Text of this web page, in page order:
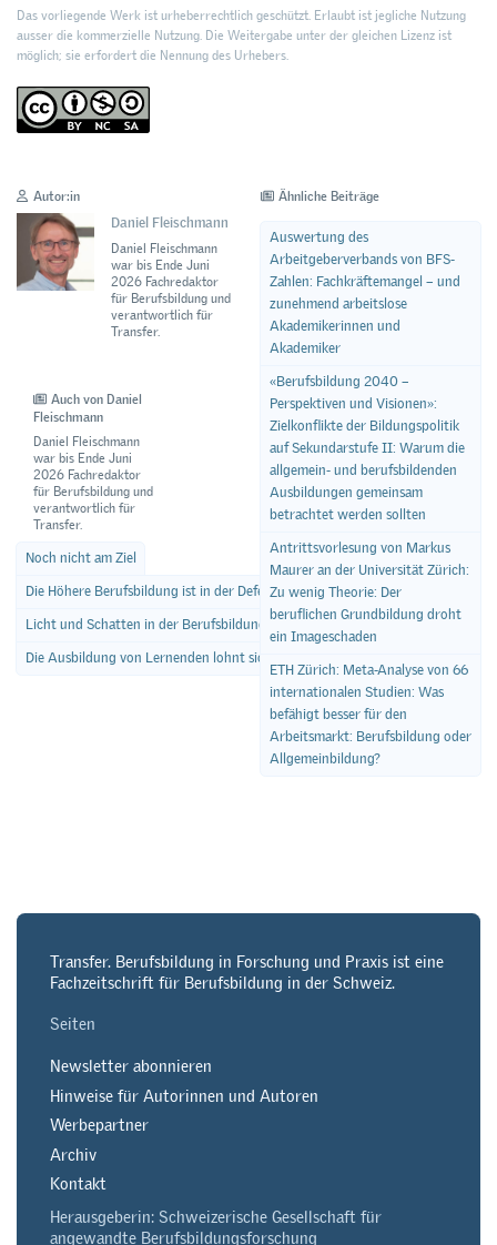
Das vorliegende Werk ist urheberrechtlich geschützt. Erlaubt ist jegliche Nutzung
ausser die kommerzielle Nutzung. Die Weitergabe unter der gleichen Lizenz ist
möglich; sie erfordert die Nennung des Urhebers.
Autor:in
Daniel Fleischmann
Daniel Fleischmann
war bis Ende Juni
2026 Fachredaktor
für Berufsbildung und
verantwortlich für
Transfer.
Auch von Daniel
Fleischmann
Daniel Fleischmann
war bis Ende Juni
2026 Fachredaktor
für Berufsbildung und
verantwortlich für
Transfer.
Noch nicht am Ziel
Die Höhere Berufsbildung ist in der Defensive
Licht und Schatten in der Berufsbildung
Die Ausbildung von Lernenden lohnt sich für die Betriebe
Ähnliche Beiträge
Auswertung des
Arbeitgeberverbands von BFS-
Zahlen: Fachkräftemangel – und
zunehmend arbeitslose
Akademikerinnen und
Akademiker
«Berufsbildung 2040 –
Perspektiven und Visionen»:
Zielkonflikte der Bildungspolitik
auf Sekundarstufe II: Warum die
allgemein- und berufsbildenden
Ausbildungen gemeinsam
betrachtet werden sollten
Antrittsvorlesung von Markus
Maurer an der Universität Zürich:
Zu wenig Theorie: Der
beruflichen Grundbildung droht
ein Imageschaden
ETH Zürich: Meta-Analyse von 66
internationalen Studien: Was
befähigt besser für den
Arbeitsmarkt: Berufsbildung oder
Allgemeinbildung?
Transfer. Berufsbildung in Forschung und Praxis ist eine
Fachzeitschrift für Berufsbildung in der Schweiz.
Seiten
Newsletter abonnieren
Hinweise für Autorinnen und Autoren
Werbepartner
Archiv
Kontakt
Herausgeberin: Schweizerische Gesellschaft für
angewandte Berufsbildungsforschung